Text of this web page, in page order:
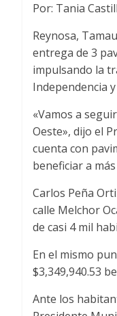
Por: Tania
Reynosa,
entrega de 3
impulsando la
Independencia
«Vamos a
Oeste», dijo el
cuenta con
beneficiar a
Carlos Peña
calle Melchor
de casi 4 mil
En el mismo
$3,349,940.53
Ante los